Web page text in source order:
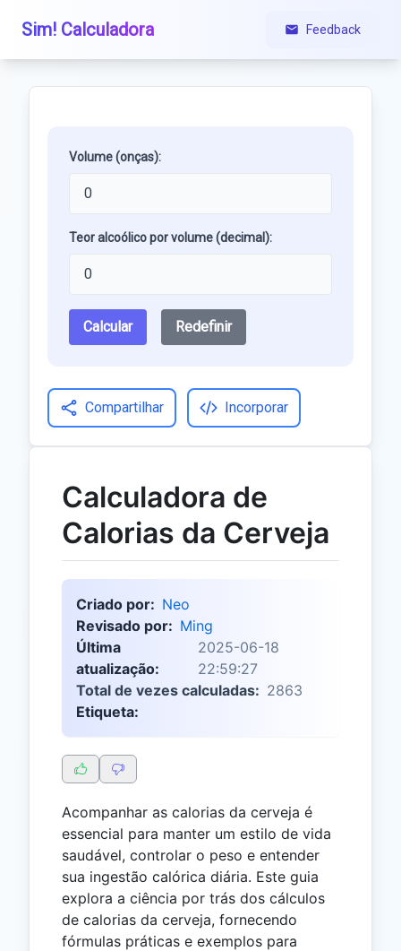
Sim! Calculadora Feedback
Volume (onças):
Teor alcoólico por volume (decimal):
Calcular Redefinir
Compartilhar Incorporar
Calculadora de
Calorias da Cerveja
Criado por: Neo
Revisado por: Ming
Última
atualização:
2025-06-18
22:59:27
Total de vezes calculadas: 2863
Etiqueta:
Acompanhar as calorias da cerveja é
essencial para manter um estilo de vida
saudável, controlar o peso e entender
sua ingestão calórica diária. Este guia
explora a ciência por trás dos cálculos
de calorias da cerveja, fornecendo
fórmulas práticas e exemplos para